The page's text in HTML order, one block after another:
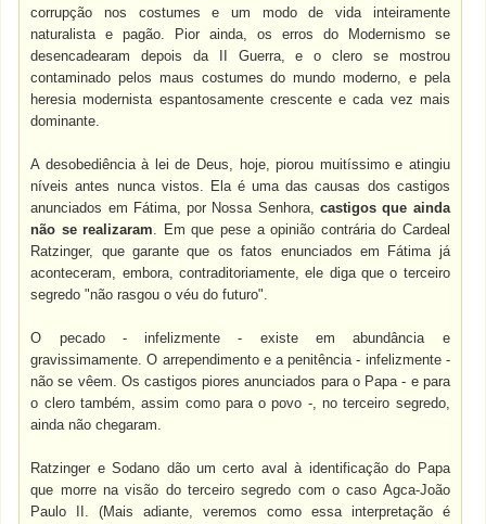
corrupção nos costumes e um modo de vida inteiramente
naturalista e pagão. Pior ainda, os erros do Modernismo se
desencadearam depois da II Guerra, e o clero se mostrou
contaminado pelos maus costumes do mundo moderno, e pela
heresia modernista espantosamente crescente e cada vez mais
dominante.
A desobediência à lei de Deus, hoje, piorou muitíssimo e atingiu
níveis antes nunca vistos. Ela é uma das causas dos castigos
anunciados em Fátima, por Nossa Senhora,castigos que ainda
não se realizaram. Em que pese a opinião contrária do Cardeal
Ratzinger, que garante que os fatos enunciados em Fátima já
aconteceram, embora, contraditoriamente, ele diga que o terceiro
segredo "não rasgou o véu do futuro".
O pecado - infelizmente - existe em abundância e
gravissimamente. O arrependimento e a penitência - infelizmente -
não se vêem. Os castigos piores anunciados para o Papa - e para
o clero também, assim como para o povo -, no terceiro segredo,
ainda não chegaram.
Ratzinger e Sodano dão um certo aval à identificação do Papa
que morre na visão do terceiro segredo com o caso Agca-João
Paulo II. (Mais adiante, veremos como essa interpretação é